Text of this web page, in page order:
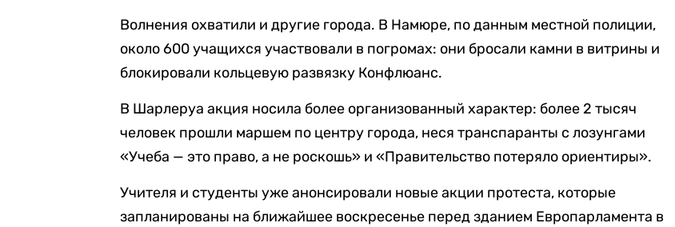
Волнения охватили и другие города. В Намюре, по данным местной полиции,
около 600 учащихся участвовали в погромах: они бросали камни в витрины и
блокировали кольцевую развязку Конфлюанс.
В Шарлеруа акция носила более организованный характер: более 2 тысяч
человек прошли маршем по центру города, неся транспаранты с лозунгами
«Учеба — это право, а не роскошь» и «Правительство потеряло ориентиры».
Учителя и студенты уже анонсировали новые акции протеста, которые
запланированы на ближайшее воскресенье перед зданием Европарламента в